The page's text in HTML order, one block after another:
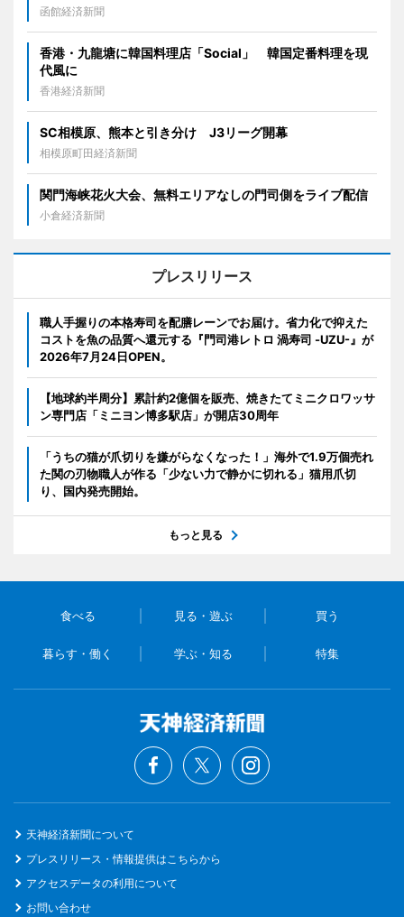
函館経済新聞
香港・九龍塘に韓国料理店「Social」 韓国定番料理を現
代風に
香港経済新聞
SC相模原、熊本と引き分け J3リーグ開幕
相模原町田経済新聞
関門海峡花火大会、無料エリアなしの門司側をライブ配信
小倉経済新聞
プレスリリース
職人手握りの本格寿司を配膳レーンでお届け。省力化で抑えた
コストを魚の品質へ還元する『門司港レトロ 渦寿司 -UZU-』が
2026年7月24日OPEN。
【地球約半周分】累計約2億個を販売、焼きたてミニクロワッサ
ン専門店「ミニヨン博多駅店」が開店30周年
「うちの猫が爪切りを嫌がらなくなった！」海外で1.9万個売れ
た関の刃物職人が作る「少ない力で静かに切れる」猫用爪切
り、国内発売開始。
もっと見る
食べる 見る・遊ぶ 買う
暮らす・働く 学ぶ・知る 特集
天神経済新聞について
プレスリリース・情報提供はこちらから
アクセスデータの利用について
お問い合わせ